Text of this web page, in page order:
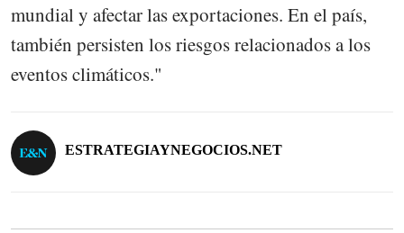
mundial y afectar las exportaciones. En el país,
también persisten los riesgos relacionados a los
eventos climáticos."
ESTRATEGIAYNEGOCIOS.NET